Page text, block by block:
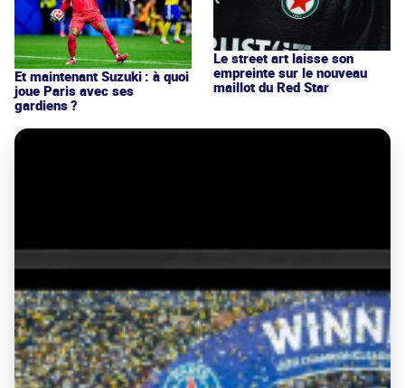
Et maintenant Suzuki : à quoi
joue Paris avec ses
gardiens ?
Le street art laisse son
empreinte sur le nouveau
maillot du Red Star